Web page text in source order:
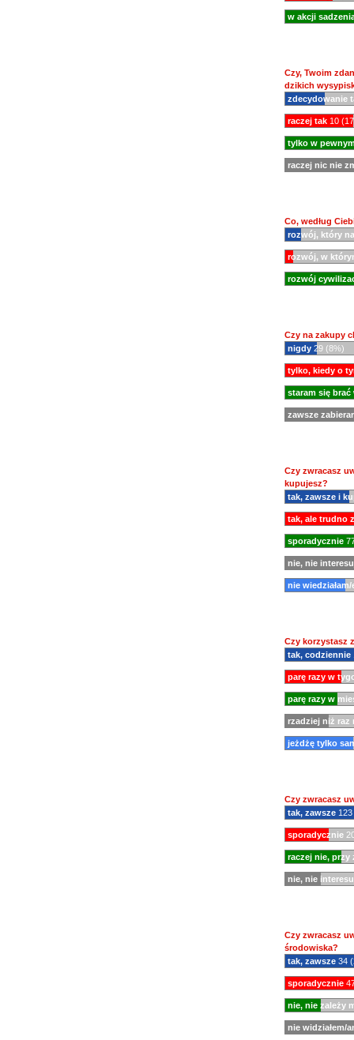
w akcji
Czy, Twoim
dzikich
zdecydowanie
raczej tak 10
tylko w
raczej nic nie
Co, według
rozwój, który
rozwój, w
rozwój
Czy na zakupy
nigdy 29 (8%)
tylko, kiedy o
staram się brać
zawsze
Czy zwracasz
kupujesz?
tak, zawsze i
tak, ale trudno
sporadycznie
nie, nie
nie
Czy korzystasz
tak, codziennie
parę razy w
parę razy w
rzadziej niż raz
jeżdżę tylko
Czy zwracasz
tak, zawsze
sporadycznie
raczej nie, przy
nie, nie
Czy zwracasz
środowiska?
tak, zawsze 34
sporadycznie
nie, nie zależy
nie widziałem/